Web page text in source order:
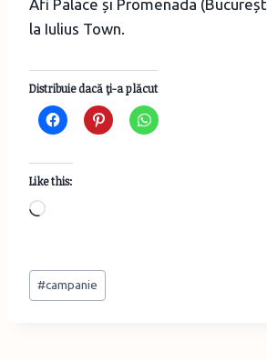
Afi Palace și Promenada
la Iulius Town.
Distribuie dacă ţi-a plăcut
Like this:
L
d
Post
Tags:
#campanie